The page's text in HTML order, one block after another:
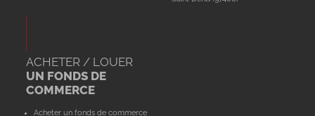
ACHETER / LOUER
UN FONDS DE
COMMERCE
Acheter un fonds de commerce